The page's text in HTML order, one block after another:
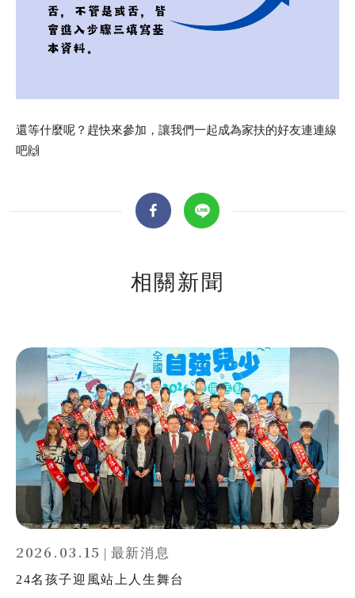
還等什麼呢？趕快來參加，讓我們一起成為家扶的好友連連線
吧🙌
相關新聞
2026.03.15 | 最新消息
24名孩子迎風站上人生舞台